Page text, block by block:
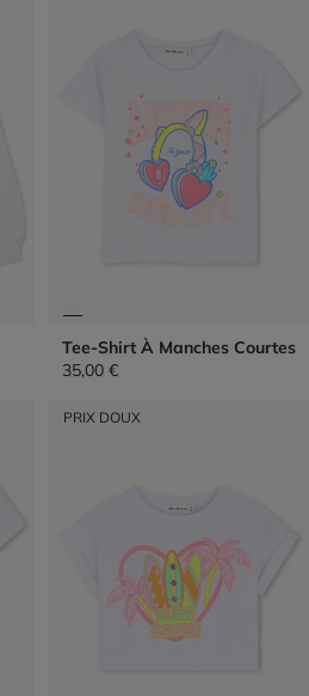
Tee-Shirt À Manches Courtes
35,00 €
PRIX DOUX